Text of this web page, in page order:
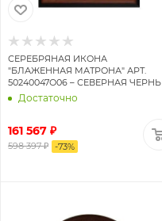
СЕРЕБРЯНАЯ ИКОНА
"БЛАЖЕННАЯ МАТРОНА" АРТ.
50240047О06 – СЕВЕРНАЯ ЧЕРНЬ
Достаточно
161 567 ₽
598 397 ₽ -73%